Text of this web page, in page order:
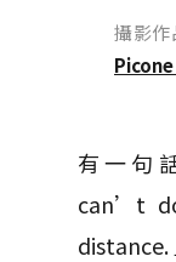
攝影作
有一句
can’t